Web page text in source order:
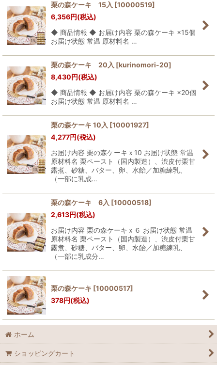
栗の森ケーキ 15入 [10000519]
6,356円(税込)
◆ 商品情報 ◆ お届け内容 栗の森ケーキ ×15個
お届け状態 常温 原材料名 …
栗の森ケーキ 20入 [kurinomori-20]
8,430円(税込)
◆ 商品情報 ◆ お届け内容 栗の森ケーキ ×20個
お届け状態 常温 原材料名 …
栗の森ケーキ 10入 [10001927]
4,277円(税込)
お届け内容 栗の森ケーキｘ10 お届け状態 常温
原材料名 栗ペースト（国内製造）、渋皮付栗甘
露煮、砂糖、バター、卵、水飴／加糖練乳、
（一部に乳成…
栗の森ケーキ 6入 [10000518]
2,613円(税込)
お届け内容 栗の森ケーキｘ６ お届け状態 常温
原材料名 栗ペースト（国内製造）、渋皮付栗甘
露煮、砂糖、バター、卵、水飴／加糖練乳、
（一部に乳成分…
栗の森ケーキ [10000517]
378円(税込)
ホーム
ショッピングカート